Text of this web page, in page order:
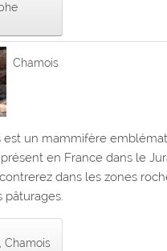
Chamois
est un mammifère
en France dans le
dans les zones
pâturages.
Chamois